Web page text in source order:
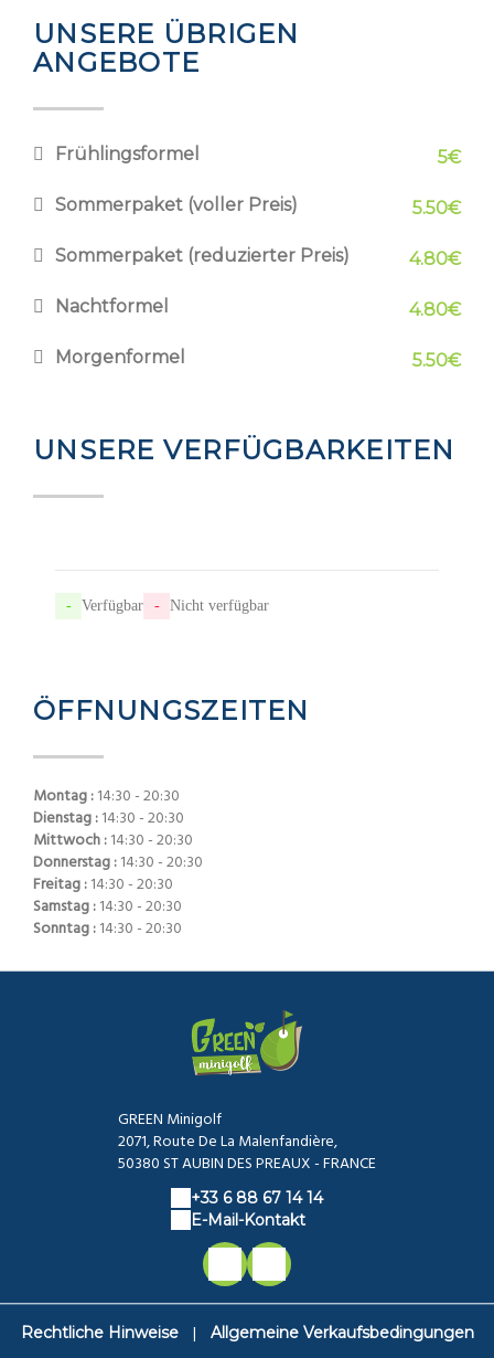
UNSERE ÜBRIGEN
ANGEBOTE
Frühlingsformel 5€
Sommerpaket (voller Preis) 5.50€
Sommerpaket (reduzierter Preis) 4.80€
Nachtformel 4.80€
Morgenformel 5.50€
UNSERE VERFÜGBARKEITEN
- Verfügbar - Nicht verfügbar
ÖFFNUNGSZEITEN
Montag :14:30 - 20:30
Dienstag :14:30 - 20:30
Mittwoch :14:30 - 20:30
Donnerstag :14:30 - 20:30
Freitag :14:30 - 20:30
Samstag :14:30 - 20:30
Sonntag :14:30 - 20:30
GREEN Minigolf
2071, Route De La Malenfandière,
50380 ST AUBIN DES PREAUX - FRANCE
+33 6 88 67 14 14
E-Mail-Kontakt
Rechtliche Hinweise | Allgemeine Verkaufsbedingungen